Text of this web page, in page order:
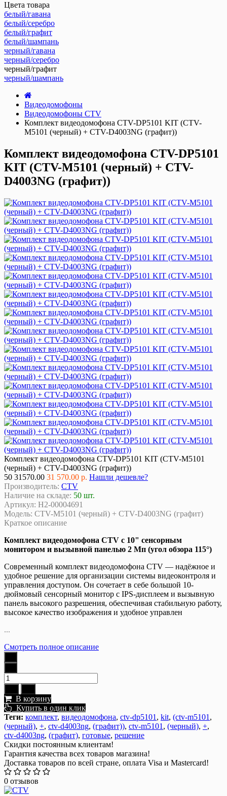
Цвета товара
белый/гавана
белый/серебро
белый/графит
белый/шампань
черный/гавана
черный/серебро
черный/графит
черный/шампань
Видеодомофоны
Видеодомофоны CTV
Комплект видеодомофона CTV-DP5101 KIT (CTV-
M5101 (черный) + CTV-D4003NG (графит))
Комплект видеодомофона CTV-DP5101
KIT (CTV-M5101 (черный) + CTV-
D4003NG (графит))
Комплект видеодомофона CTV-DP5101 KIT (CTV-M5101
(черный) + CTV-D4003NG (графит))
50 31570.00 31 570.00 р. Нашли дешевле?
Производитель: CTV
Наличие на складе: 50 шт.
Артикул: Н2-00004691
Модель: CTV-M5101 (черный) + CTV-D4003NG (графит)
Краткое описание
Комплект видеодомофона CTV с 10" сенсорным
монитором и вызывной панелью 2 Мп (угол обзора 115°)
Современный комплект видеодомофона CTV — надёжное и
удобное решение для организации системы видеоконтроля и
управления доступом. Он сочетает в себе большой 10-
дюймовый сенсорный монитор с IPS-дисплеем и вызывную
панель высокого разрешения, обеспечивая стабильную работу,
высокое качество изображения и удобное управлен
...
Смотреть полное описание
В корзину
Купить в один клик
Теги: комплект, видеодомофона, ctv-dp5101 , kit, (ctv-m5101 ,
(черный), +, ctv-d4003ng, (графит)), ctv-m5101 , (черный), +,
ctv-d4003ng, (графит), готовые, решение
Скидки постоянным клиентам!
Гарантия качества всех товаров магазина!
Доставка товаров по всей стране, оплата Visa и Mastercard!
0 отзывов